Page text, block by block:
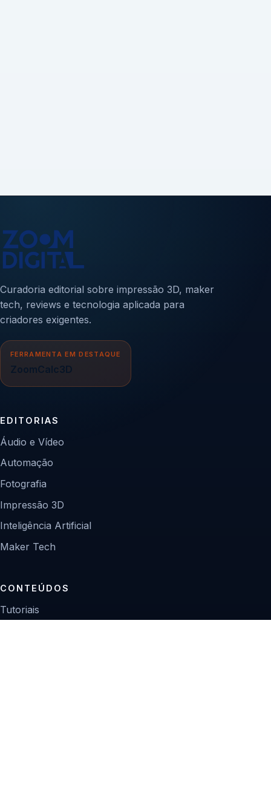
Curadoria editorial sobre impressão 3D, maker
tech, reviews e tecnologia aplicada para
criadores exigentes.
FERRAMENTA EM DESTAQUE
ZoomCalc3D
EDITORIAS
Áudio e Vídeo
Automação
Fotografia
Impressão 3D
Inteligência Artificial
Maker Tech
CONTEÚDOS
Tutoriais